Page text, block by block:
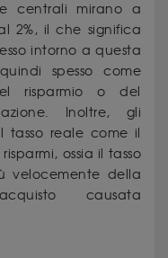
centrali mirano a
2%, il che significa
intorno a questa
spesso come
risparmio o del
Inoltre, gli
tasso reale come il
ossia il tasso
velocemente della
causata